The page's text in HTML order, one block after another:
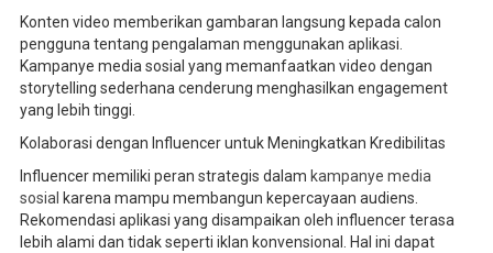
Konten video memberikan gambaran langsung kepada calon
pengguna tentang pengalaman menggunakan aplikasi.
Kampanye media sosial yang memanfaatkan video dengan
storytelling sederhana cenderung menghasilkan engagement
yang lebih tinggi.
Kolaborasi dengan Influencer untuk Meningkatkan Kredibilitas
Influencer memiliki peran strategis dalam kampanye media
sosial karena mampu membangun kepercayaan audiens.
Rekomendasi aplikasi yang disampaikan oleh influencer terasa
lebih alami dan tidak seperti iklan konvensional. Hal ini dapat